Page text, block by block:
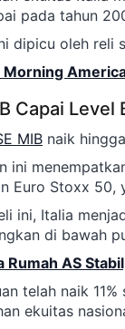
pada tahun
dipicu oleh reli
Morning
Capai Level
MIB naik
ini
Euro Stoxx
ini, Italia
di bawah
Rumah AS
telah naik
ekuitas